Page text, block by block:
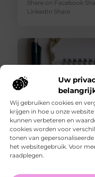
Uw
Wij gebruiken cookies en
krijgen in hoe u onze
kunnen verbeteren en
cookies worden voor
tonen van
het websitegebruik. Voor
raadplegen.
Share on Facebook
LinkedIn Share
De voordelen van het
bedrijf!
Goed artikel? Deel